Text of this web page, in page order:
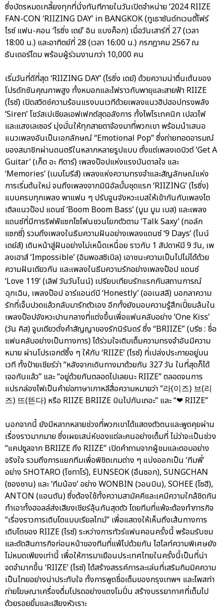
ซึ่งบัตรหมดเกลี้ยงทุกที่นั่งทันทีภายในวันเปิดจำหน่าย ‘2024 RIIZE
FAN-CON ‘RIIZING DAY’ in BANGKOK (ทูเธาซันด์ทเวนตี้โฟร์
ไรซ์ แฟน-คอน ‘ไรซิ่ง เดย์’ อิน แบงค็อก) เมื่อวันเสาร์ที่ 27 (เวลา
18:00 น.) และอาทิตย์ที่ 28 (เวลา 16:00 น.) กรกฎาคม 2567 ณ
ธันเดอร์โดม พร้อมผู้ร่วมงานกว่า 10,000 คน
เริ่มวันที่ดีที่สุด ‘RIIZING DAY’ (ไรซิ่ง เดย์) ด้วยความน่าตื่นเต้นของ
โปรดักชันคุณภาพสูง ทั้งหมอกและไฟราวกับพายุและสายฟ้า RIIZE
(ไรซ์) เปิดสวิตช์ความร้อนแรงบนเวทีด้วยเพลงแนวฮิปฮอปทรงพลัง
‘Siren’ โชว์สเปเชียลเอฟเฟกต์สุดอลังการ ทั้งไพโรเทคนิก เปลวไฟ
และแสงเลเซอร์ มุ่งมั่นให้ทุกสายตาจ้องมาที่พวกเขา พร้อมนำเสนอ
แนวเพลงอันเป็นเอกลักษณ์ “Emotional Pop” ซึ่งถ่ายทอดอารมณ์
ของสมาชิกผ่านดนตรีในหลากหลายรูปแบบ ตั้งแต่เพลงเดบิวต์ ‘Get A
Guitar’ (เก็ต อะ กีตาร์) เพลงป๊อปแห่งแรงบันดาลใจ และ
‘Memories’ (เมมโมรีส์) เพลงแห่งความทรงจำและสัญลักษณ์แห่ง
การเริ่มต้นใหม่ จนถึงเพลงจากมินิอัลบั้มชุดแรก ‘RIIZING’ (ไรซิ่ง)
แบบครบทุกเพลง พาแฟน ๆ ปรับจูนจังหวะเบสให้เข้ากันกับเพลงไต
เติลแนวป๊อป แดนซ์ ‘Boom Boom Bass’ (บูม บูม เบส) และเพลง
แดนซ์ที่มีการริฟฟ์แซกโซโฟนชวนโยกตัวตาม ‘Talk Saxy’ (ทอล์ก
แซกซี่) รวมถึงเพลงในธีมความฝันอย่างเพลงแดนซ์ ‘9 Days’ (ไนน์
เดย์ส์) เดินหน้าสู่ฝันอย่างไม่เหน็ดเหนื่อย ราวกับ 1 สัปดาห์มี 9 วัน, เพ
ลงเฮาส์ ‘Impossible’ (อิมพอสซิเบิล) เอาชนะความเป็นไปไม่ได้ด้วย
ความฝันเดียวกัน และเพลงในธีมความรักอย่างเพลงป๊อป แดนซ์
‘Love 119’ (เลิฟ วันวันไนน์) เปรียบเทียบรักแรกกับสถานการณ์
ฉุกเฉิน, เพลงป๊อป อาร์แอนด์บี ‘Honestly’ (ออเนสลี) บอกลาความ
รักที่เจ็บปวดแล้วกลับมารักตัวเอง อีกทั้งยังมอบความรู้สึกเปี่ยมล้นใน
เพลงป๊อปจังหวะปานกลางที่แต่งขึ้นเพื่อแฟนคลับอย่าง ‘One Kiss’
(วัน คิส) จูบเดียวดั่งคำสัญญาของรักนิรันดร์ ซึ่ง “BRIIZE” (บรีซ : ชื่อ
แฟนคลับอย่างเป็นทางการ) ได้ร่วมใจเติมเต็มความทรงจำอันมีความ
หมาย ผ่านโปรเจกต์ซึ้ง ๆ ให้กับ ‘RIIZE’ (ไรซ์) ที่เปล่งประกายอยู่บน
เวที ทั้งป้ายเชียร์ว่า “หลังจากเดินทางมาด้วยกัน 327 วัน ในที่สุดก็ได้
เจอกันแล้ว” และ “อยู่ด้วยกันตลอดไปเลยนะ RIIZE” ตลอดจนการ
แปรกล่องไฟเป็นคำย่อภาษาเกาหลีสื่อความหมายว่า “라(이즈) 브(리
즈) 뜨(뜬다) หรือ RIIZE BRIIZE บินไปกันเถอะ” และ “❤ RIIZE”
นอกจากนี้ ยังมีหลากหลายช่วงที่พวกเขาได้แสดงตัวตนและพูดคุยผ่าน
เรื่องราวมากมาย ซึ่งเผยเสน่ห์ของแต่ละคนอย่างเต็มที่ ไม่ว่าจะเป็นช่วง
“แคปซูลจาก BRIIZE ถึง RIIZE” เปิดคำถามจากผู้ชมและตอบอย่าง
จริงใจ รวมถึงการแยกทีมเพื่อพิชิตเกมต่าง ๆ แบ่งออกเป็น ‘ทีมพี่’
อย่าง SHOTARO (โชทาโร่), EUNSEOK (อึนซอก), SUNGCHAN
(ซองชาน) และ ‘ทีมน้อง’ อย่าง WONBIN (วอนบิน), SOHEE (โซฮี),
ANTON (แอนตัน) ซึ่งต้องใช้ทั้งความสามัคคีและเคมีความใกล้ชิดกัน
ทำเอาทั้งฮอลล์ส่งเสียงเชียร์ลุ้นกันสุดตัว โดยทีมที่แพ้จะต้องทำภารกิจ
“เรื่องราวการเติบโตแบบเรียลไทม์” เพื่อแสดงให้เห็นถึงเส้นทางการ
เติบโตของ RIIZE (ไรซ์) ระหว่างการทัวร์แฟนคอนครั้งนี้ พร้อมรับชม
และตัดสินภารกิจก่อนหน้าของทีมที่แพ้ไปด้วยกัน ไฮไลท์ความพิเศษยัง
ไม่หมดเพียงเท่านี้ เพื่อให้การมาเยือนประเทศไทยในครั้งนี้เป็นที่น่า
จดจำมากขึ้น ‘RIIZE’ (ไรซ์) ได้สร้างสรรค์การละเล่นที่เสริมกิมมิคความ
เป็นไทยอย่างน่าประทับใจ ทั้งการพูดชื่อเต็มของกรุงเทพฯ และโพสท่า
ถ่ายโฆษณาเครื่องดื่มโปรดอย่างแตงโมปั่น สร้างบรรยากาศที่เต็มไป
ด้วยรอยยิ้มและเสียงหัวเราะ